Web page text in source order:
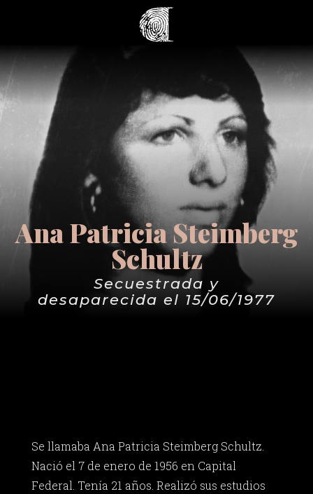
Ana Patricia Steimberg
Schultz
Secuestrada y
desaparecida el 15/06/1977
Se llamaba Ana Patricia Steimberg Schultz.
Nació el 7 de enero de 1956 en Capital
Federal. Tenía 21 años. Realizó sus estudios